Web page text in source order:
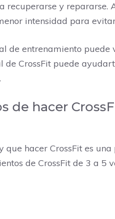
recuperarse y repararse.
intensidad para
de entrenamiento
de CrossFit puede
de hacer
que hacer CrossFit es
de CrossFit de 3 a 5